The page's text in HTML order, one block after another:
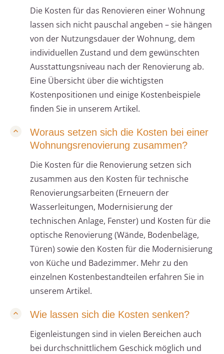
Die Kosten für das Renovieren einer Wohnung
lassen sich nicht pauschal angeben – sie hängen
von der Nutzungsdauer der Wohnung, dem
individuellen Zustand und dem gewünschten
Ausstattungsniveau nach der Renovierung ab.
Eine Übersicht über die wichtigsten
Kostenpositionen und einige Kostenbeispiele
finden Sie in unserem Artikel.
Woraus setzen sich die Kosten bei einer
Wohnungsrenovierung zusammen?
Die Kosten für die Renovierung setzen sich
zusammen aus den Kosten für technische
Renovierungsarbeiten (Erneuern der
Wasserleitungen, Modernisierung der
technischen Anlage, Fenster) und Kosten für die
optische Renovierung (Wände, Bodenbeläge,
Türen) sowie den Kosten für die Modernisierung
von Küche und Badezimmer. Mehr zu den
einzelnen Kostenbestandteilen erfahren Sie in
unserem Artikel.
Wie lassen sich die Kosten senken?
Eigenleistungen sind in vielen Bereichen auch
bei durchschnittlichem Geschick möglich und